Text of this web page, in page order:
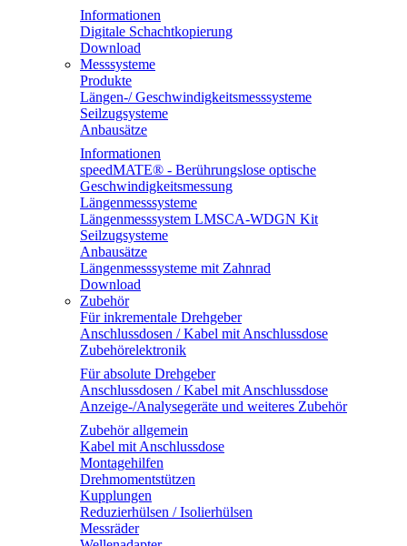
Informationen
Digitale Schachtkopierung
Download
Messsysteme
Produkte
Längen-/ Geschwindigkeitsmesssysteme
Seilzugsysteme
Anbausätze
Informationen
speedMATE® - Berührungslose optische
Geschwindigkeitsmessung
Längenmesssysteme
Längenmesssystem LMSCA-WDGN Kit
Seilzugsysteme
Anbausätze
Längenmesssysteme mit Zahnrad
Download
Zubehör
Für inkrementale Drehgeber
Anschlussdosen / Kabel mit Anschlussdose
Zubehörelektronik
Für absolute Drehgeber
Anschlussdosen / Kabel mit Anschlussdose
Anzeige-/Analysegeräte und weiteres Zubehör
Zubehör allgemein
Kabel mit Anschlussdose
Montagehilfen
Drehmomentstützen
Kupplungen
Reduzierhülsen / Isolierhülsen
Messräder